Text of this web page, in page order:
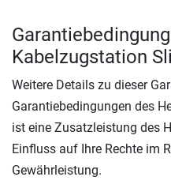
Kabelzugstation
Weitere Details zu dieser
Garantiebedingungen des
ist eine Zusatzleistung des
Einfluss auf Ihre Rechte im
Gewährleistung.